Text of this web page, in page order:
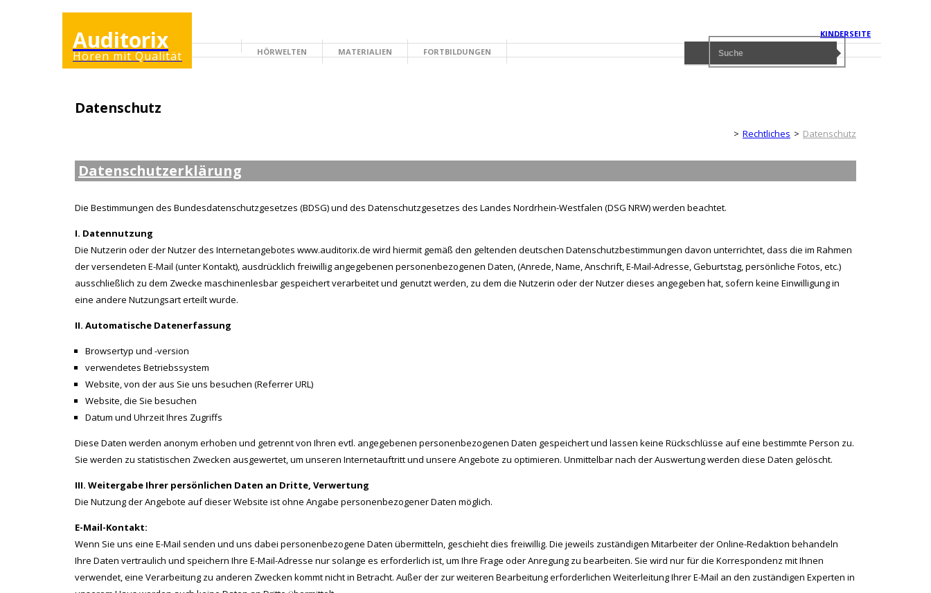
KINDERSEITE
Auditorix
Hören mit Qualität ERWACHSENENSEITE
HÖRWELTEN MATERIALIEN FORTBILDUNGEN
Datenschutz
Erwachsenenseite
Rechtliches Datenschutz
Datenschutzerklärung
Die Bestimmungen des Bundesdatenschutzgesetzes (BDSG) und des Datenschutzgesetzes des Landes Nordrhein-Westfalen (DSG NRW) werden beachtet.
I. Datennutzung
Die Nutzerin oder der Nutzer des Internetangebotes www.auditorix.de wird hiermit gemäß den geltenden deutschen Datenschutzbestimmungen davon unterrichtet, dass die im Rahmen
der versendeten E-Mail (unter Kontakt), ausdrücklich freiwillig angegebenen personenbezogenen Daten, (Anrede, Name, Anschrift, E-Mail-Adresse, Geburtstag, persönliche Fotos, etc.)
ausschließlich zu dem Zwecke maschinenlesbar gespeichert verarbeitet und genutzt werden, zu dem die Nutzerin oder der Nutzer dieses angegeben hat, sofern keine Einwilligung in
eine andere Nutzungsart erteilt wurde.
II. Automatische Datenerfassung
Browsertyp und -version
verwendetes Betriebssystem
Website, von der aus Sie uns besuchen (Referrer URL)
Website, die Sie besuchen
Datum und Uhrzeit Ihres Zugriffs
Diese Daten werden anonym erhoben und getrennt von Ihren evtl. angegebenen personenbezogenen Daten gespeichert und lassen keine Rückschlüsse auf eine bestimmte Person zu.
Sie werden zu statistischen Zwecken ausgewertet, um unseren Internetauftritt und unsere Angebote zu optimieren. Unmittelbar nach der Auswertung werden diese Daten gelöscht.
III. Weitergabe Ihrer persönlichen Daten an Dritte, Verwertung
Die Nutzung der Angebote auf dieser Website ist ohne Angabe personenbezogener Daten möglich.
E-Mail-Kontakt:
Wenn Sie uns eine E-Mail senden und uns dabei personenbezogene Daten übermitteln, geschieht dies freiwillig. Die jeweils zuständigen Mitarbeiter der Online-Redaktion behandeln
Ihre Daten vertraulich und speichern Ihre E-Mail-Adresse nur solange es erforderlich ist, um Ihre Frage oder Anregung zu bearbeiten. Sie wird nur für die Korrespondenz mit Ihnen
verwendet, eine Verarbeitung zu anderen Zwecken kommt nicht in Betracht. Außer der zur weiteren Bearbeitung erforderlichen Weiterleitung Ihrer E-Mail an den zuständigen Experten in